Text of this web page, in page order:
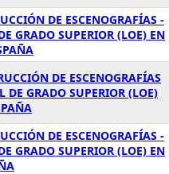
DE ESCENOGRAFÍAS -
GRADO SUPERIOR (LOE) EN
DE ESCENOGRAFÍAS
DE GRADO SUPERIOR (LOE)
DE ESCENOGRAFÍAS -
GRADO SUPERIOR (LOE) EN